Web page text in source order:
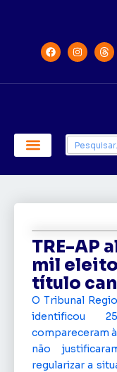
TRE-AP
mil
título
O Tribunal
identificou
compareceram
não
regularizar a